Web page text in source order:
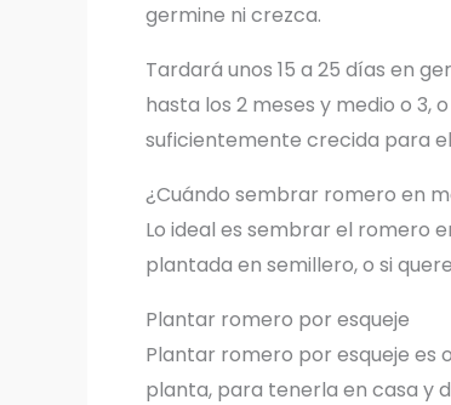
germine ni crezca.
Tardará unos 15 a 25 días en
hasta los 2 meses y medio o 3,
suficientemente crecida para
¿Cuándo sembrar romero en
Lo ideal es sembrar el romero
plantada en semillero, o si
Plantar romero por esqueje
Plantar romero por esqueje
planta, para tenerla en casa y